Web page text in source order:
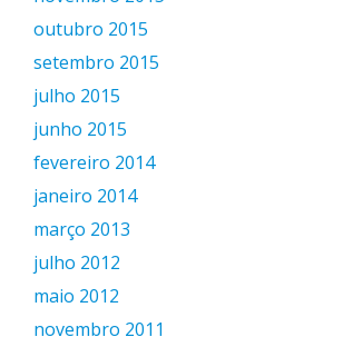
outubro 2015
setembro 2015
julho 2015
junho 2015
fevereiro 2014
janeiro 2014
março 2013
julho 2012
maio 2012
novembro 2011